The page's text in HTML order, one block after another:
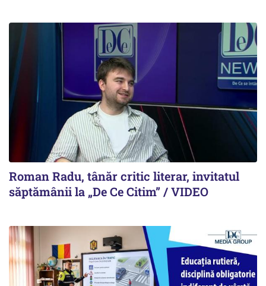
Roman Radu, tânăr critic literar, invitatul
săptămânii la „De Ce Citim” / VIDEO